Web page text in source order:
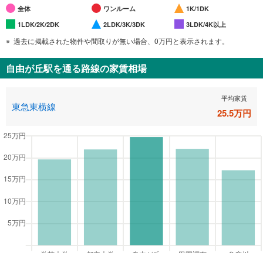
全体 ワンルーム
1K/1DK
1LDK/2K/2DK
2LDK/3K/3DK 3LDK/4K以上
過去に掲載された物件や間取りが無い場合、0万円と表示されます。
自由が丘駅を通る路線の家賃相場
東急東横線
平均家賃
25.5万円